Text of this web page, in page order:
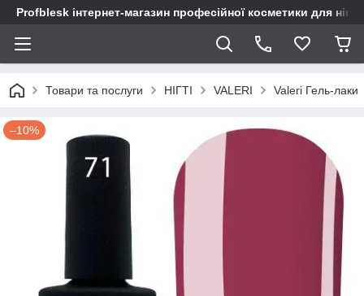
Profblesk інтернет-магазин професійної косметики для
Товари та послуги НІГТІ VALERI Valeri Гель-лаки
–10%